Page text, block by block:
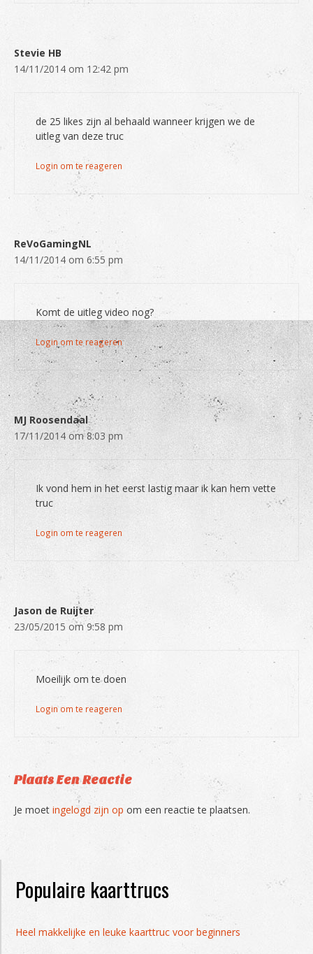
Stevie HB
14/11/2014 om 12:42 pm
de 25 likes zijn al behaald wanneer krijgen we de
uitleg van deze truc
Login om te reageren
ReVoGamingNL
14/11/2014 om 6:55 pm
Komt de uitleg video nog?
Login om te reageren
MJ Roosendaal
17/11/2014 om 8:03 pm
Ik vond hem in het eerst lastig maar ik kan hem vette
truc
Login om te reageren
Jason de Ruijter
23/05/2015 om 9:58 pm
Moeilijk om te doen
Login om te reageren
Plaats Een Reactie
Je moet ingelogd zijn op om een reactie te plaatsen.
Populaire kaarttrucs
Heel makkelijke en leuke kaarttruc voor beginners